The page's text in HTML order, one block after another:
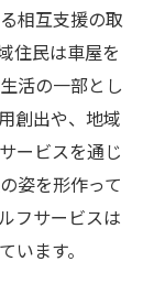
相互支援の取
住民は車屋を
活の一部とし
創出や、地域
ービスを通じ
姿を形作って
フサービスは
ます。